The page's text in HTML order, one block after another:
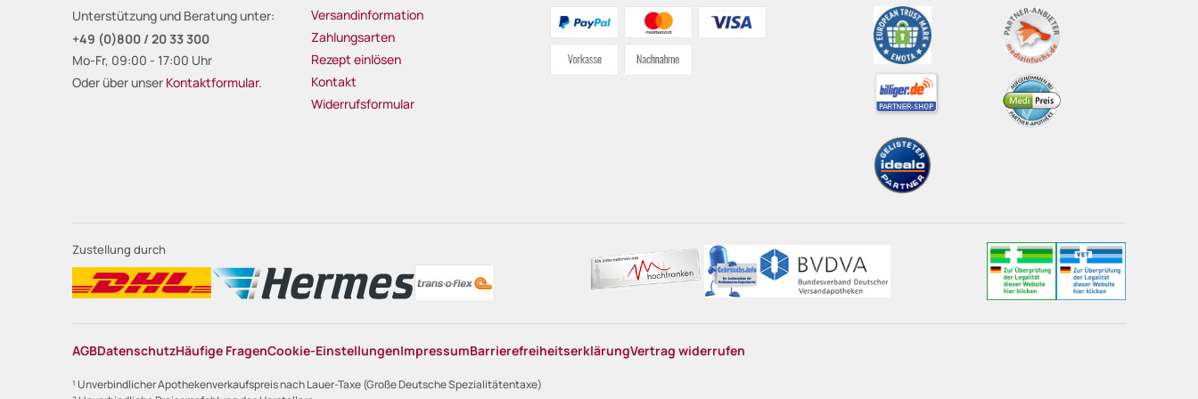
Unterstützung und Beratung unter:
+49 (0)800 / 20 33 300
Mo-Fr, 09:00 - 17:00 Uhr
Oder über unser Kontaktformular.
Versandinformation
Zahlungsarten
Rezept einlösen
Kontakt
Widerrufsformular
Zustellung durch
AGBDatenschutzHäufige FragenCookie-EinstellungenImpressumBarrierefreiheitserklärungVertrag widerrufen
¹ Unverbindlicher Apothekenverkaufspreis nach Lauer-Taxe (Große Deutsche Spezialitätentaxe)